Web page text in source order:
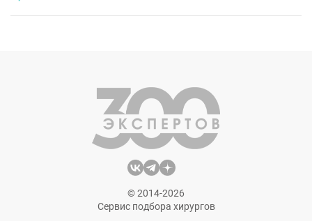
© 2014-2026
Сервис подбора хирургов